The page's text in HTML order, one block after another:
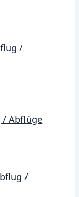
/
/ Abflüge
/